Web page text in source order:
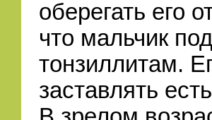
оберегать его
что мальчик
тонзиллитам.
заставлять